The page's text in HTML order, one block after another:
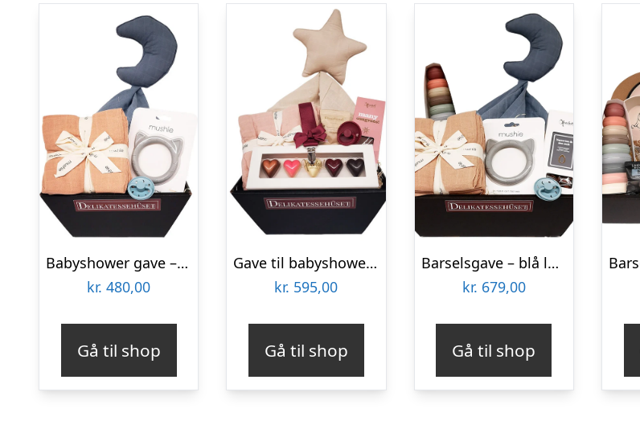
Babyshower gave – blå forkælelse til den lille dreng
kr. 480,00
Gå til shop
Gave til babyshower – babyforkælelse og chokolade til mor og far
kr. 595,00
Gå til shop
Barselsgave – blå luksusforkælelse til den lille dreng
kr. 679,00
Gå til shop